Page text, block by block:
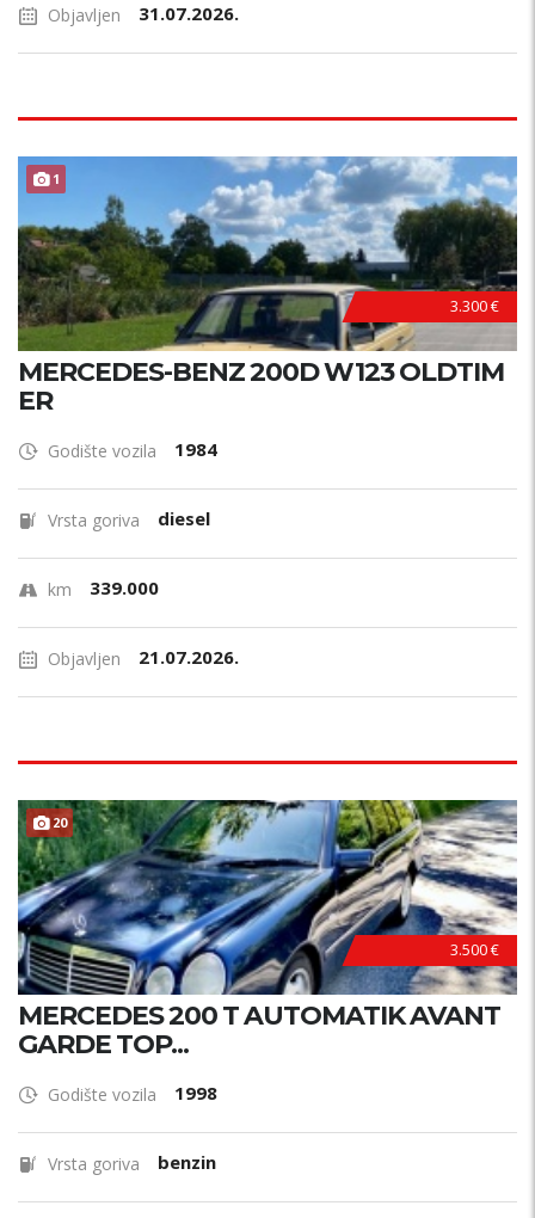
Objavljen 31.07.2026.
1
3.300 €
MERCEDES-BENZ 200D W123 OLDTIM
ER
Godište vozila 1984
Vrsta goriva diesel
km 339.000
Objavljen 21.07.2026.
20
3.500 €
MERCEDES 200 T AUTOMATIK AVANT
GARDE TOP...
Godište vozila 1998
Vrsta goriva benzin